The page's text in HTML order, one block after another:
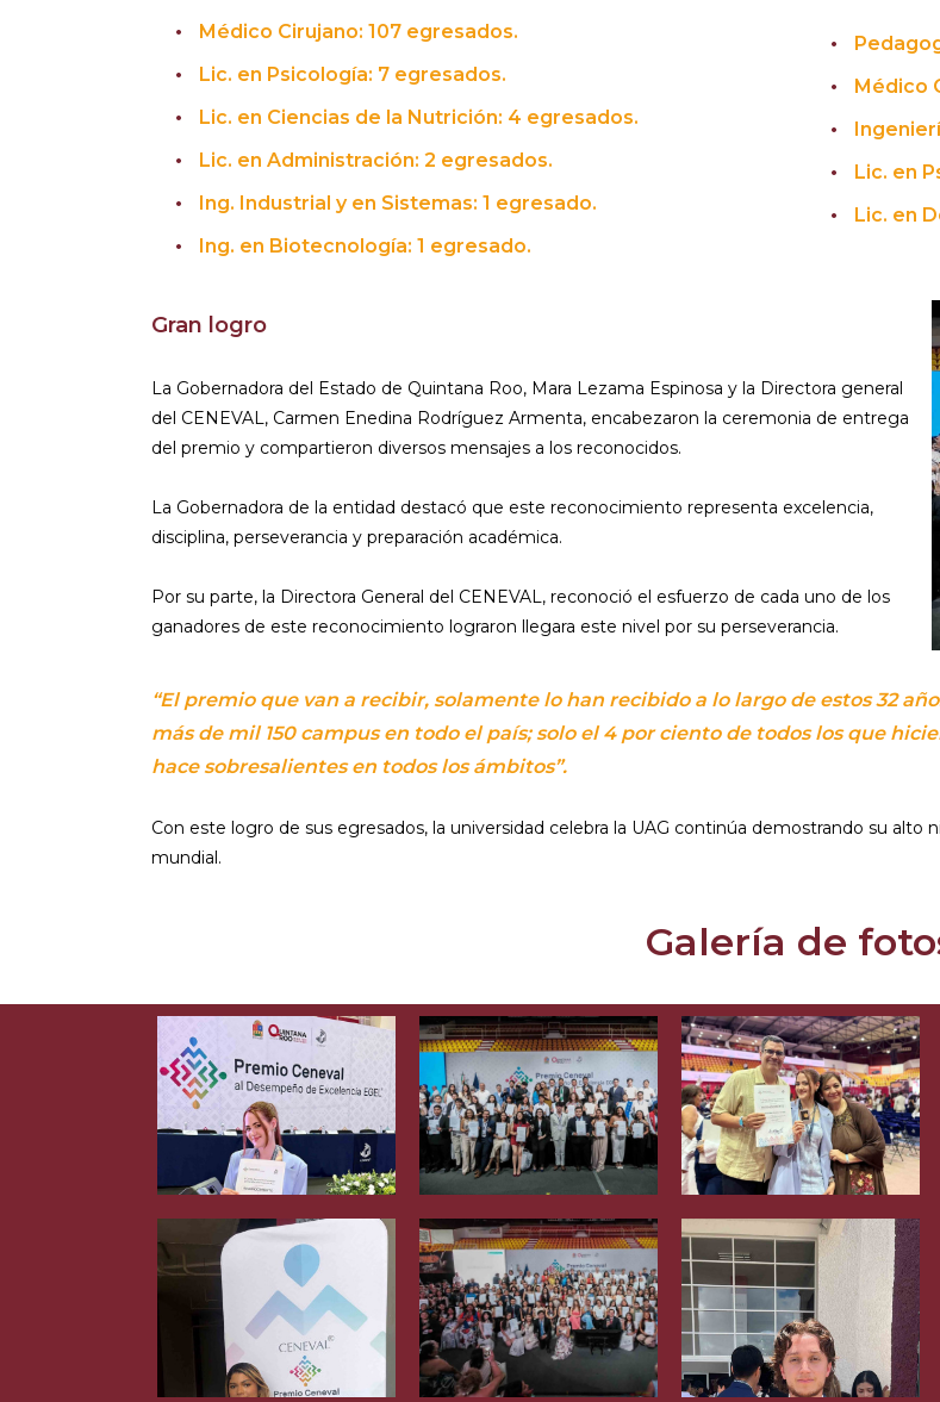
Médico Cirujano: 107 egresados.
Lic. en Psicología: 7 egresados.
Lic. en Ciencias de la Nutrición: 4 egresados.
Lic. en Administración: 2 egresados.
Ing. Industrial y en Sistemas: 1 egresado.
Ing. en Biotecnología: 1 egresado.
Médico
Lic. en
Lic. en
Gran logro
La Gobernadora del Estado de Quintana Roo, Mara Lezama Espinosa y la Directora general
del CENEVAL, Carmen Enedina Rodríguez Armenta, encabezaron la ceremonia de entrega
del premio y compartieron diversos mensajes a los reconocidos.
La Gobernadora de la entidad destacó que este reconocimiento representa excelencia,
disciplina, perseverancia y preparación académica.
Por su parte, la Directora General del CENEVAL, reconoció el esfuerzo de cada uno de los
ganadores de este reconocimiento lograron llegara este nivel por su perseverancia.
“El premio que van a recibir, solamente lo han recibido a lo largo de estos 32
más de mil 150 campus en todo el país; solo el 4 por ciento de todos los que
hace sobresalientes en todos los ámbitos”.
Con este logro de sus egresados, la universidad celebra la UAG continúa demostrando su
mundial.
Galería de